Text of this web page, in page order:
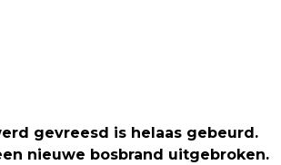
gevreesd is helaas gebeurd.
nieuwe bosbrand uitgebroken.